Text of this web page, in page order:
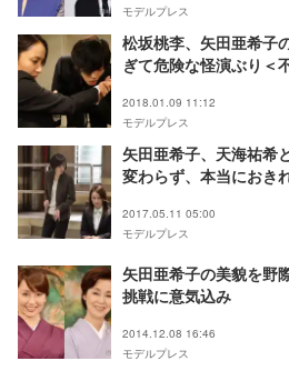
モデルプレス
松坂桃李、矢田亜希
ぎて危険な怪演ぶり＜
2018.01.09 11:12
モデルプレス
矢田亜希子、天海祐希
変わらず、本当におき
2017.05.11 05:00
モデルプレス
矢田亜希子の美貌を
挑戦に意気込み
2014.12.08 16:46
モデルプレス